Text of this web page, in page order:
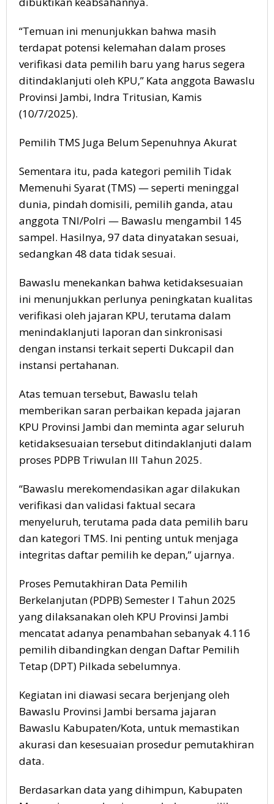
“Temuan ini menunjukkan bahwa masih
terdapat potensi kelemahan dalam proses
verifikasi data pemilih baru yang harus segera
ditindaklanjuti oleh KPU,” Kata anggota Bawaslu
Provinsi Jambi, Indra Tritusian, Kamis
(10/7/2025).
Pemilih TMS Juga Belum Sepenuhnya Akurat
Sementara itu, pada kategori pemilih Tidak
Memenuhi Syarat (TMS) — seperti meninggal
dunia, pindah domisili, pemilih ganda, atau
anggota TNI/Polri — Bawaslu mengambil 145
sampel. Hasilnya, 97 data dinyatakan sesuai,
sedangkan 48 data tidak sesuai.
Bawaslu menekankan bahwa ketidaksesuaian
ini menunjukkan perlunya peningkatan kualitas
verifikasi oleh jajaran KPU, terutama dalam
menindaklanjuti laporan dan sinkronisasi
dengan instansi terkait seperti Dukcapil dan
instansi pertahanan.
Atas temuan tersebut, Bawaslu telah
memberikan saran perbaikan kepada jajaran
KPU Provinsi Jambi dan meminta agar seluruh
ketidaksesuaian tersebut ditindaklanjuti dalam
proses PDPB Triwulan III Tahun 2025.
“Bawaslu merekomendasikan agar dilakukan
verifikasi dan validasi faktual secara
menyeluruh, terutama pada data pemilih baru
dan kategori TMS. Ini penting untuk menjaga
integritas daftar pemilih ke depan,” ujarnya.
Proses Pemutakhiran Data Pemilih
Berkelanjutan (PDPB) Semester I Tahun 2025
yang dilaksanakan oleh KPU Provinsi Jambi
mencatat adanya penambahan sebanyak 4.116
pemilih dibandingkan dengan Daftar Pemilih
Tetap (DPT) Pilkada sebelumnya.
Kegiatan ini diawasi secara berjenjang oleh
Bawaslu Provinsi Jambi bersama jajaran
Bawaslu Kabupaten/Kota, untuk memastikan
akurasi dan kesesuaian prosedur pemutakhiran
data.
Berdasarkan data yang dihimpun, Kabupaten